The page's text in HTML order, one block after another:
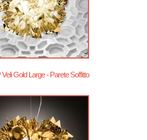
Gold Large - Parete Soffitto